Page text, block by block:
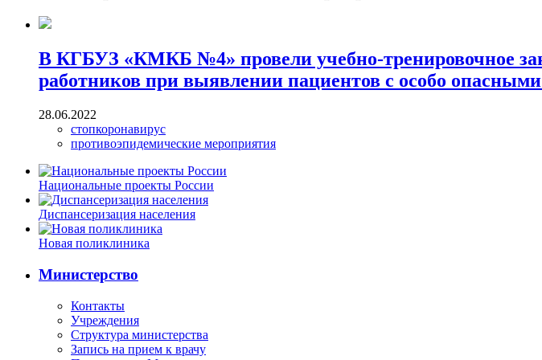
В КГБУЗ «КМКБ №4» провели учебно-тренировочное
работников при выявлении пациентов с особо
28.06.2022
стопкоронавирус
противоэпидемические мероприятия
Национальные проекты России
Диспансеризация населения
Новая поликлиника
Министерство
Контакты
Учреждения
Структура министерства
Запись на прием к врачу